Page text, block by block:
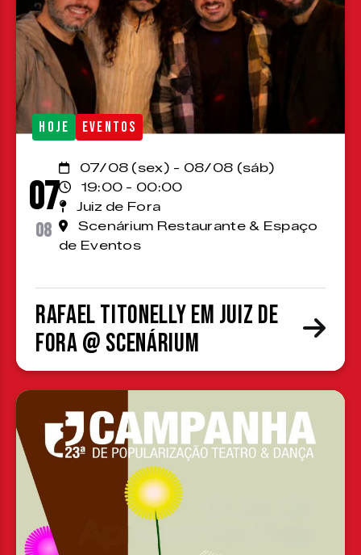
HOJE EVENTOS
07
08
07/08 (sex) - 08/08 (sáb)
19:00 - 00:00
Juiz de Fora
Scenárium Restaurante & Espaço
de Eventos
Rafael Titonelly em Juiz de
Fora @ Scenárium